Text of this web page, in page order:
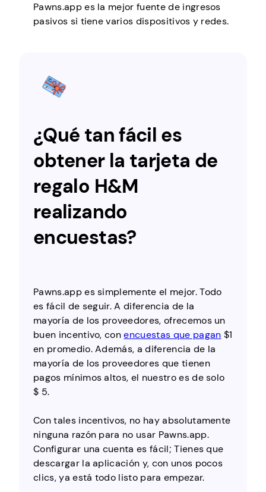
Pawns.app es la mejor fuente de ingresos
pasivos si tiene varios dispositivos y redes.
¿Qué tan fácil es
obtener la tarjeta de
regalo H&M
realizando
encuestas?
Pawns.app es simplemente el mejor. Todo
es fácil de seguir. A diferencia de la
mayoría de los proveedores, ofrecemos un
buen incentivo, conencuestas que pagan $1
en promedio. Además, a diferencia de la
mayoría de los proveedores que tienen
pagos mínimos altos, el nuestro es de solo
$ 5.
Con tales incentivos, no hay absolutamente
ninguna razón para no usar Pawns.app.
Configurar una cuenta es fácil; Tienes que
descargar la aplicación y, con unos pocos
clics, ya está todo listo para empezar.